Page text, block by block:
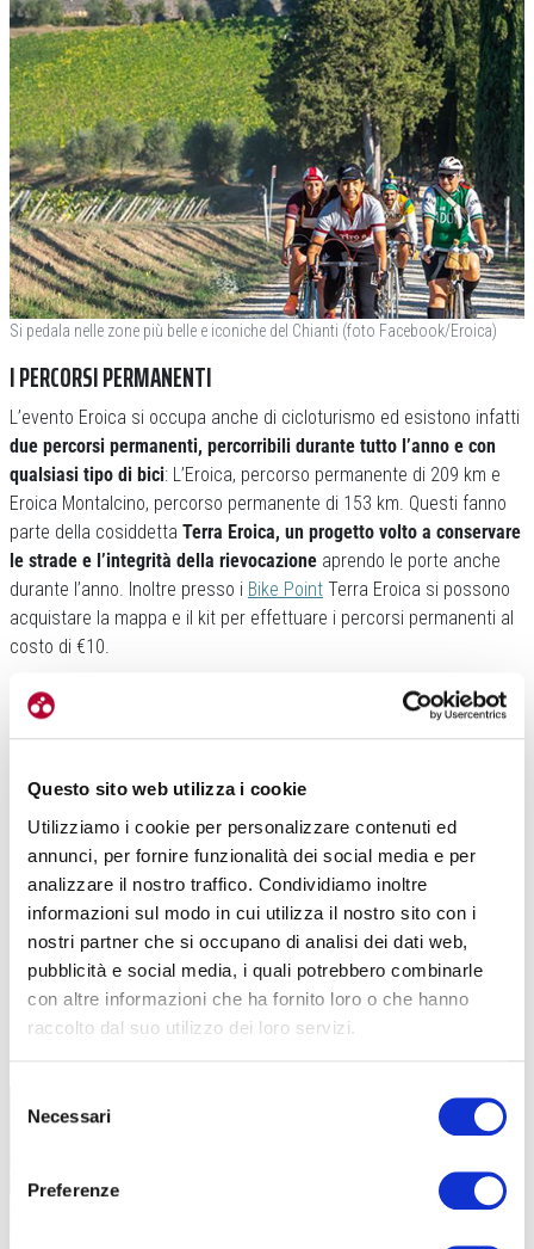
Questo sito web utilizza i cookie
Utilizziamo i cookie per personalizzare contenuti ed
annunci, per fornire funzionalità dei social media e per
analizzare il nostro traffico. Condividiamo inoltre
informazioni sul modo in cui utilizza il nostro sito con i
nostri partner che si occupano di analisi dei dati web,
pubblicità e social media, i quali potrebbero combinarle
con altre informazioni che ha fornito loro o che hanno
raccolto dal suo utilizzo dei loro servizi.
delNecessari
Preferenze
Si pedala nelle zone più belle e iconiche del Chianti (foto Facebook/Eroica)
I PERCORSI PERMANENTI
L’evento Eroica si occupa anche di cicloturismo ed esistono infatti
due percorsi permanenti, percorribili durante tutto l’anno e con
qualsiasi tipo di bici: L’Eroica, percorso permanente di 209 km e
Eroica Montalcino, percorso permanente di 153 km. Questi fanno
parte della cosiddetta Terra Eroica, un progetto volto a conservare
le strade e l’integrità della rievocazione aprendo le porte anche
durante l’anno. Inoltre presso i Bike Point Terra Eroica si possono
acquistare la mappa e il kit per effettuare i percorsi permanenti al
costo di €10.
Un’evoluzione continua che ha saputo anche rinnovarsiesportando
il marchio Eroica oltre i confini nazionali. Infatti sono molti gli
eventi dislocati in tutte le parti del mondo e con anche il primo
spazio permanente dedicato. Uncaffè situato a Barcellona che
indossa i valori e onora il popolo che partecipa all’evento,